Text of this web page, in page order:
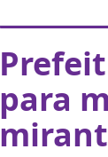
para